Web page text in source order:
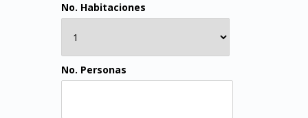
No. Habitaciones
No. Personas